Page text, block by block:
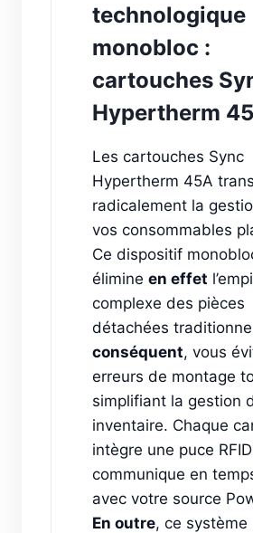
technologique
monobloc :
cartouches
Hypertherm
Les cartouches Sync
Hypertherm 45A
radicalement la
vos consommables
Ce dispositif
élimine en effet
complexe des pièces
détachées
conséquent, vous
erreurs de montage
simplifiant la gestion
inventaire. Chaque
intègre une puce
communique en
avec votre source
En outre, ce système